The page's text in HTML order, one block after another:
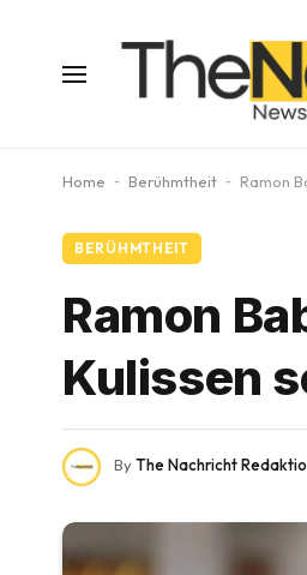
Home - Berühmtheit - Ramon
BERÜHMTHEIT
Ramon
Kulissen
ByThe Nachricht